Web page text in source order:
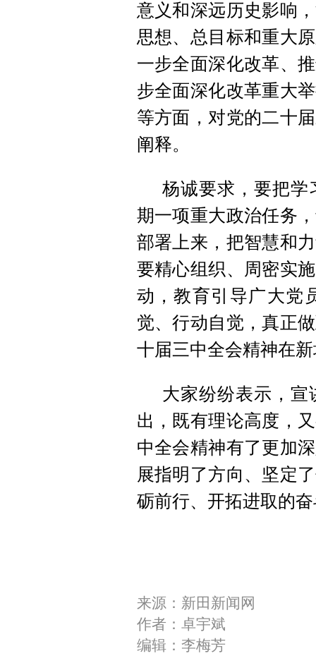
意义和深远历史影响
思想、总目标和重大
一步全面深化改革、
步全面深化改革重大
等方面，对党的二十
阐释。
杨诚要求，要把学
期一项重大政治任务
部署上来，把智慧和
要精心组织、周密实
动，教育引导广大党
觉、行动自觉，真正
十届三中全会精神在
大家纷纷表示，
出，既有理论高度，
中全会精神有了更加
展指明了方向、坚定
砺前行、开拓进取的
来源：新田新闻网
作者：卓宇斌
编辑：李梅芳